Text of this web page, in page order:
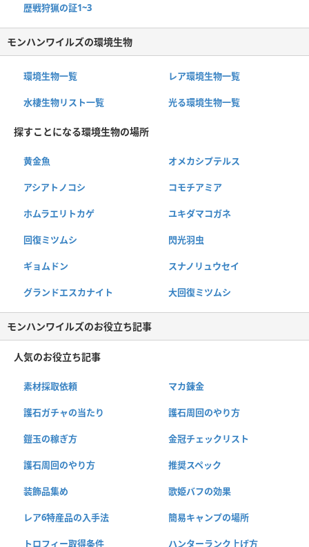
歴戦狩猟の証1~3
モンハンワイルズの環境生物
環境生物一覧 レア環境生物一覧
水棲生物リスト一覧 光る環境生物一覧
探すことになる環境生物の場所
黄金魚 オメカシプテルス
アシアトノコシ コモチアミア
ホムラエリトカゲ ユキダマコガネ
回復ミツムシ 閃光羽虫
ギョムドン スナノリュウセイ
グランドエスカナイト 大回復ミツムシ
モンハンワイルズのお役立ち記事
人気のお役立ち記事
素材採取依頼 マカ錬金
護石ガチャの当たり 護石周回のやり方
鎧玉の稼ぎ方 金冠チェックリスト
護石周回のやり方 推奨スペック
装飾品集め 歌姫バフの効果
レア6特産品の入手法 簡易キャンプの場所
トロフィー取得条件 ハンターランク上げ方